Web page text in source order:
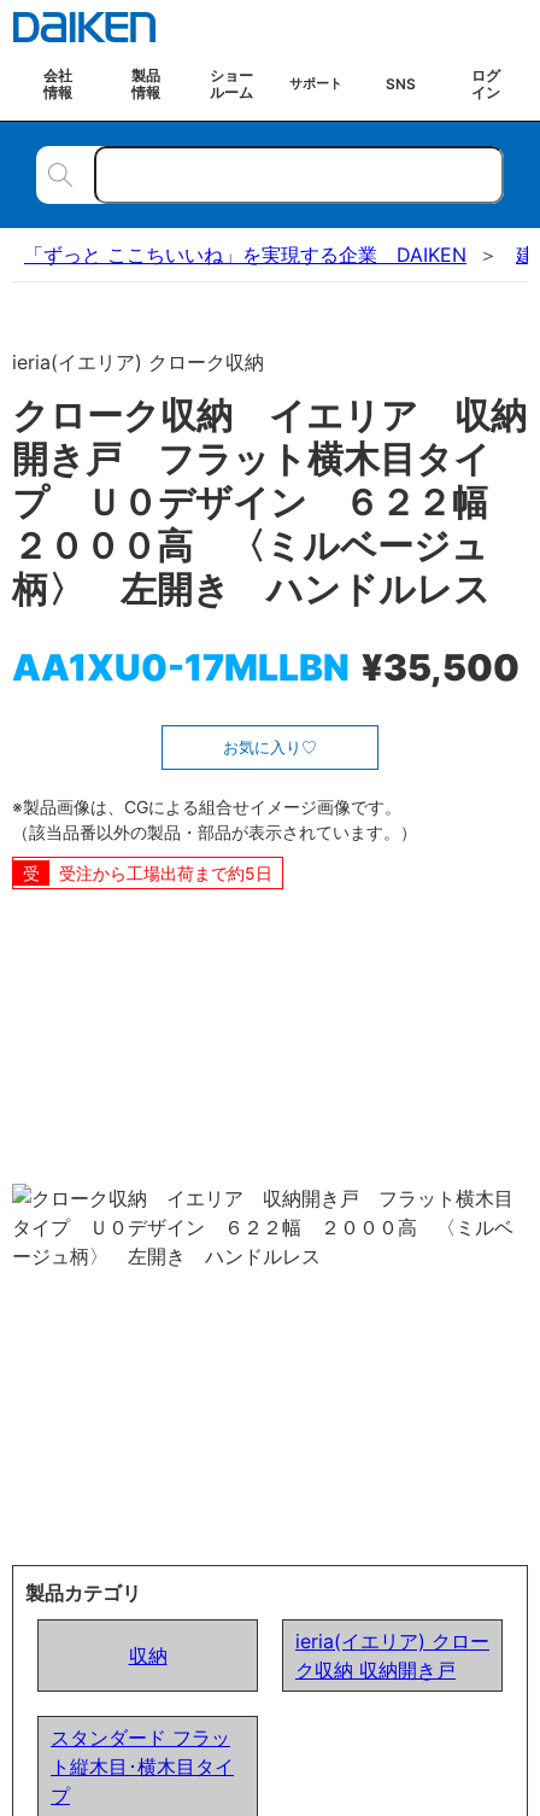
会社
情報
製品
情報
ショー
ルーム
サポート SNS
ログ
イン
「ずっと ここちいいね」を実現する企業 DAIKEN 建
ieria(イエリア) クローク収納
クローク収納 イエリア 収納
開き戸 フラット横木目タイ
プ Ｕ０デザイン ６２２幅
２０００高 〈ミルベージュ
柄〉 左開き ハンドルレス
AA1XU0-17MLLBN ¥35,500
お気に入り
※製品画像は、CGによる組合せイメージ画像です。
（該当品番以外の製品・部品が表示されています。）
受注から工場出荷まで約5日
製品カテゴリ
収納
ieria(イエリア) クロー
ク収納 収納開き戸
スタンダード フラッ
ト縦木目･横木目タイ
プ